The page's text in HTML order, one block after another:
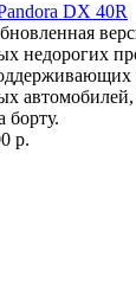
DX 40R
недорогих
борту.
р.